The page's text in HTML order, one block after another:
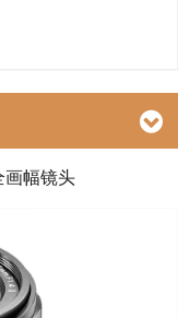
幅镜
幅镜头